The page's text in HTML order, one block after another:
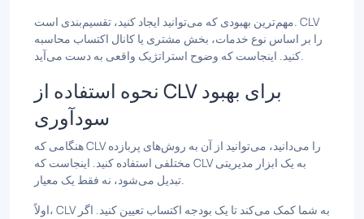
مهم‌ترین بهبودی که می‌توانید ایجاد کنید، تقسیم‌بندی است. CLV
را بر اساس نوع خدمات، بخش مشتری یا کانال اکتساب محاسبه
کنید. اینجاست که وضوح استراتژیک واقعی به دست می‌آید.
نحوه استفاده از CLV برای بهبود
سودآوری
هنگامی که CLV را می‌دانید، می‌توانید از آن به روش‌های پربازده
مختلفی استفاده کنید. اینجاست که CLV به یک ابزار مدیریتی
تبدیل می‌شود، نه فقط یک معیار.
اولاً، CLV به شما کمک می‌کند تا یک بودجه اکتساب تعیین کنید. اگر